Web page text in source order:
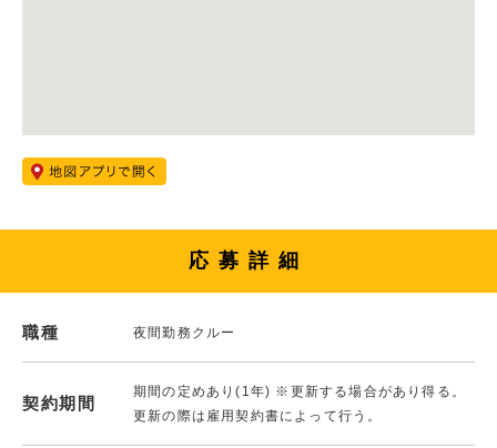
応募詳細
職種 夜間勤務クルー
契約期間
期間の定めあり(1年) ※更新する場合があり得る。
更新の際は雇用契約書によって行う。